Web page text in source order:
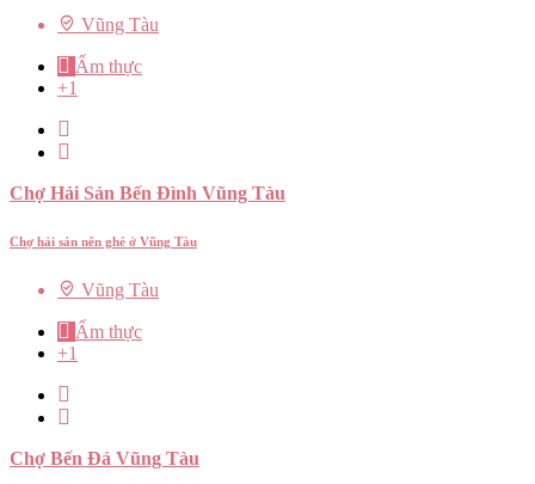
Vũng Tàu
Ẩm thực
+1
Chợ Hải Sản Bến Đình Vũng Tàu
Chợ hải sản nên ghé ở Vũng Tàu
Vũng Tàu
Ẩm thực
+1
Chợ Bến Đá Vũng Tàu